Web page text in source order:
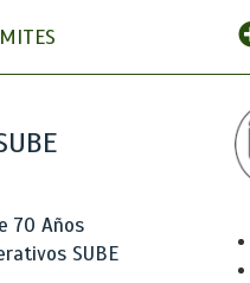
70 Años
SUBE